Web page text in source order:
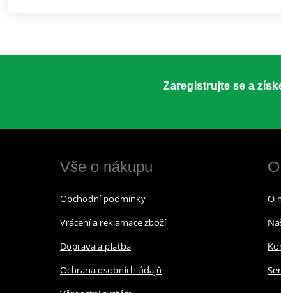
Zaregistrujte se a
Vše o nákupu
Obchodní podmínky
Vrácení a reklamace zboží
Doprava a platba
Ochrana osobních údajů
O